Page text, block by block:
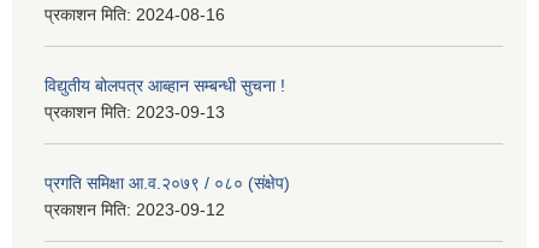
प्रकाशन मिति: 2024-08-16
विद्युतीय बोलपत्र आब्हान सम्बन्धी सुचना !
प्रकाशन मिति: 2023-09-13
प्रगति समिक्षा आ.व.२०७९ / ०८० (संक्षेप)
प्रकाशन मिति: 2023-09-12